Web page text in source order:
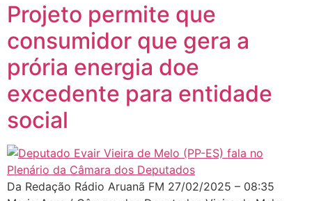
Projeto permite que
consumidor que gera a
prória energia doe
excedente para entidade
social
Da Redação Rádio Aruanã FM 27/02/2025 – 08:35